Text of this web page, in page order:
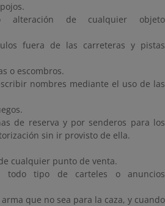
alteración de cualquier objeto
fuera de las carreteras y pistas
o escombros.
nombres mediante el uso de las
de reserva y por senderos para los
sin ir provisto de ella.
cualquier punto de venta.
todo tipo de carteles o anuncios
que no sea para la caza, y cuando